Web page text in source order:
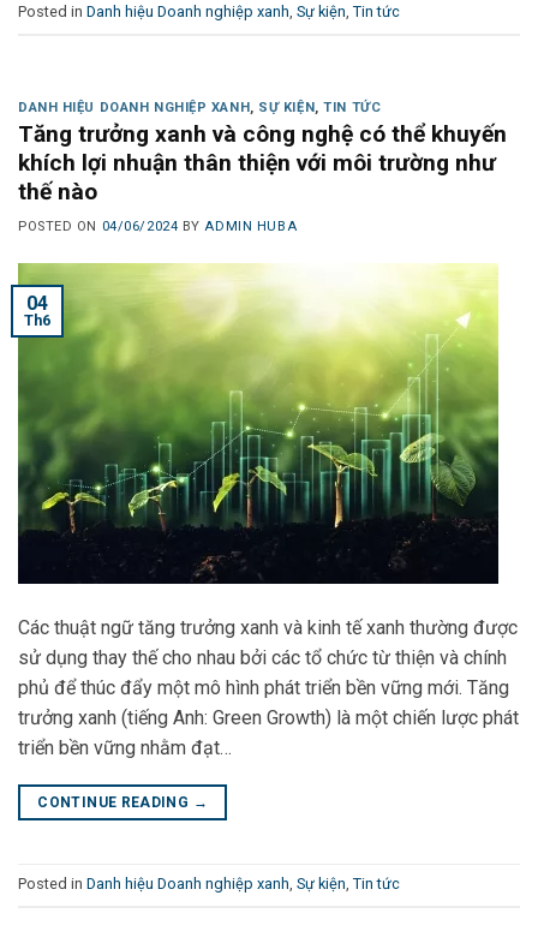
Posted in Danh hiệu Doanh nghiệp xanh Sự kiện Tin tức
DANH HIỆU DOANH NGHIỆP XANH SỰ KIỆN ,TIN TỨC
Tăng trưởng xanh và công nghệ có thể khuyến
khích lợi nhuận thân thiện với môi trường như
thế nào
POSTED ON 04/06/2024 BYADMIN HUBA
04
Th6
Các thuật ngữ tăng trưởng xanh và kinh tế xanh thường được
sử dụng thay thế cho nhau bởi các tổ chức từ thiện và chính
phủ để thúc đẩy một mô hình phát triển bền vững mới. Tăng
trưởng xanh (tiếng Anh: Green Growth) là một chiến lược phát
triển bền vững nhằm đạt…
CONTINUE READING →
Posted in Danh hiệu Doanh nghiệp xanh, Sự kiện, Tin tức